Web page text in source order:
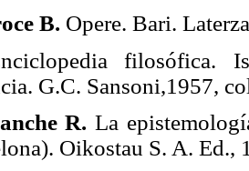
B. Opere. Bari.
filosófica.
G.C. Sansoni,1957,
R. La
Oikostau S. A. Ed.,